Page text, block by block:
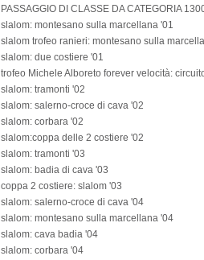
PASSAGGIO DI CLASSE DA CATEGORIA
slalom: montesano sulla marcellana '01
slalom trofeo ranieri: montesano sulla
slalom: due costiere '01
trofeo Michele Alboreto forever velocità:
slalom: tramonti '02
slalom: salerno-croce di cava '02
slalom: corbara '02
slalom:coppa delle 2 costiere '02
slalom: tramonti '03
slalom: badia di cava '03
coppa 2 costiere: slalom '03
slalom: salerno-croce di cava '04
slalom: montesano sulla marcellana '04
slalom: cava badia '04
slalom: corbara '04